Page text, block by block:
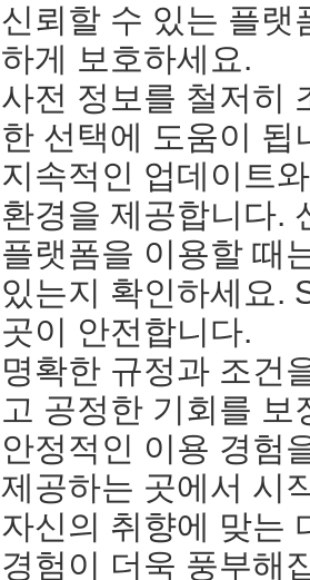
신뢰할 수 있는 플랫
하게 보호하세요.
사전 정보를 철저히
한 선택에 도움이
지속적인 업데이트
환경을 제공합니다.
플랫폼을 이용할 때
있는지 확인하세요.
곳이 안전합니다.
명확한 규정과 조건
고 공정한 기회를 보
안정적인 이용 경험
제공하는 곳에서 시
자신의 취향에 맞는
경험이 더욱 풍부해